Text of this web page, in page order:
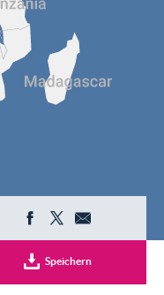
Registrieren
Speichern